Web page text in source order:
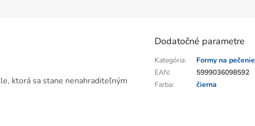
ktorá sa stane nenahraditeľným
Dodatočné parametre
Kategória:
Formy na pečenie
EAN:
5999036098592
Farba: čierna